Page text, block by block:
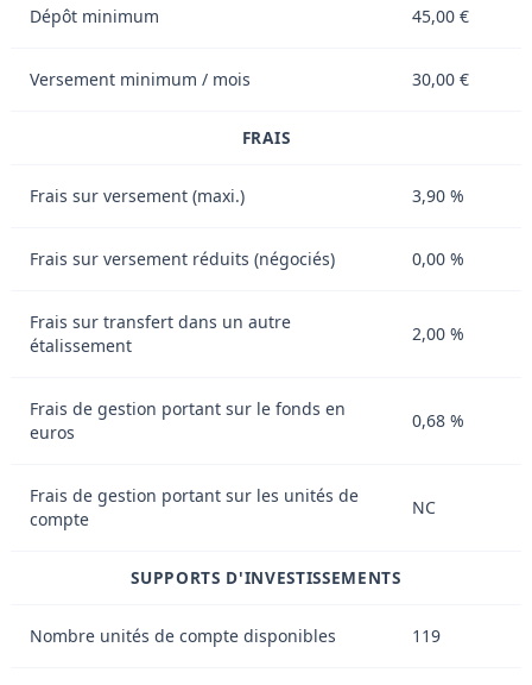
Dépôt minimum 45,00 €
Versement minimum / mois 30,00 €
FRAIS
Frais sur versement (maxi.) 3,90 %
Frais sur versement réduits (négociés) 0,00 %
Frais sur transfert dans un autre
étalissement
2,00 %
Frais de gestion portant sur le fonds en
euros
0,68 %
Frais de gestion portant sur les unités de
compte
NC
SUPPORTS D'INVESTISSEMENTS
Nombre unités de compte disponibles 119